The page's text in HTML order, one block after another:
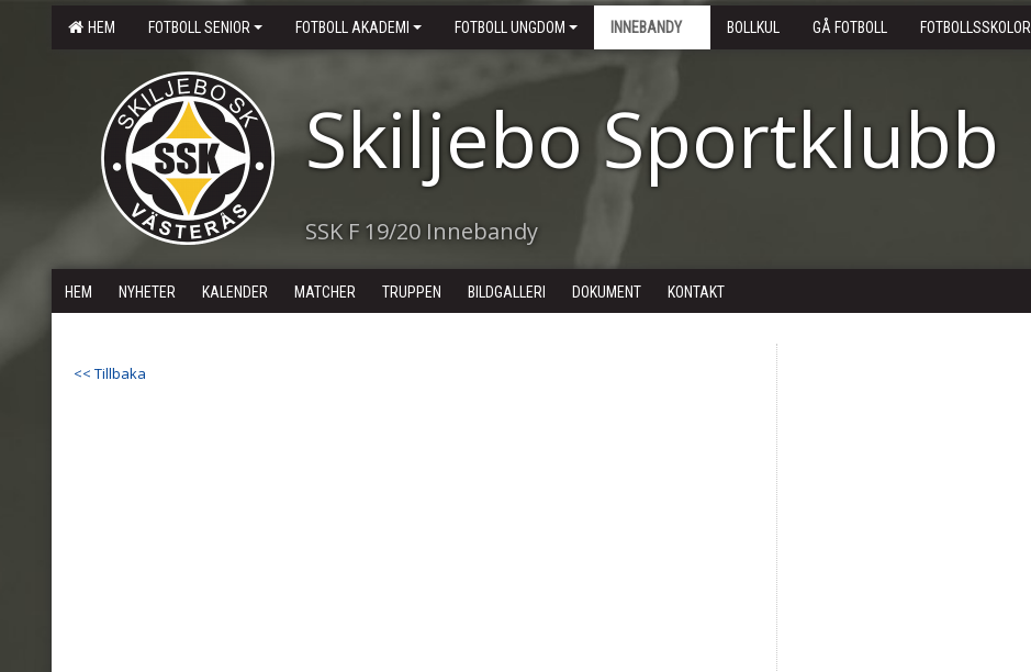
HEM FOTBOLL SENIOR FOTBOLL AKADEMI FOTBOLL UNGDOM INNEBANDY BOLLKUL GÅ FOTBOLL FOTBOLLSSKOLOR
Skiljebo Sportklubb
SSK F 19/20 Innebandy
HEM NYHETER KALENDER MATCHER TRUPPEN BILDGALLERI DOKUMENT KONTAKT
<< Tillbaka